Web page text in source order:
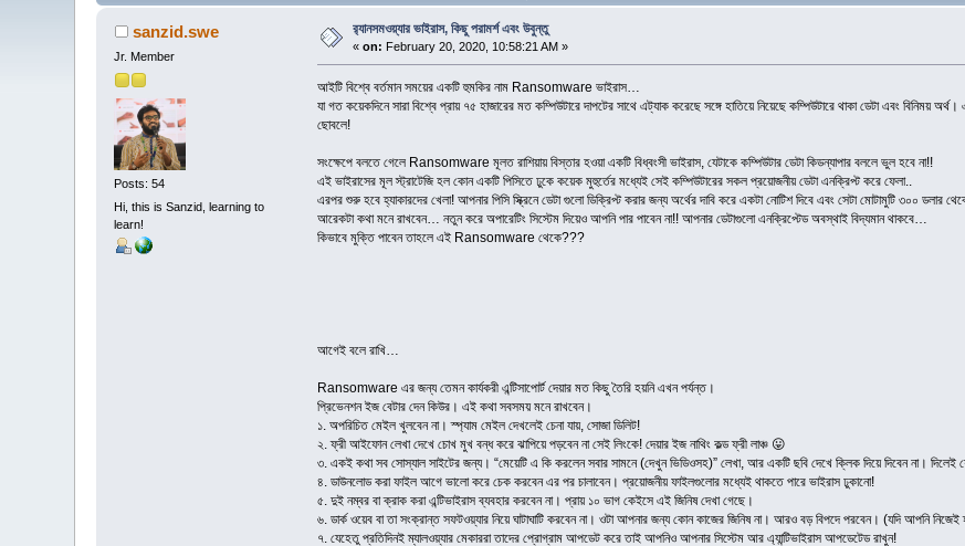
sanzid.swe
Jr. Member
Posts: 54
Hi, this is Sanzid, learning to
learn!
র‍্যানসমওয়্যার ভাইরাস, কিছু পরামর্শ এবং উবুন্তু
«on: February 20, 2020, 10:58:21 AM »
আইটি বিশ্বে বর্তমান সময়ের একটি হুমকির নাম Ransomware ভাইরাস…
যা গত কয়েকদিনে সারা বিশ্বে প্রায় ৭৫ হাজারের মত কম্পিউটারে দাপটের সাথে এট্যাক করেছে সঙ্গে হাতিয়ে নিয়েছে কম্পিউটারে থাকা ডেটা এবং বিনিময়
ছোবলে!
সংক্ষেপে বলতে গেলে Ransomware মূলত রাশিয়ায় বিস্তার হওয়া একটি বিধ্বংসী ভাইরাস, যেটাকে কম্পিউটার ডেটা কিডন্যাপার বললে ভুল হবে না!!
এই ভাইরাসের মূল স্ট্রাটেজি হল কোন একটি পিসিতে ঢুকে কয়েক মুহুর্তের মধ্যেই সেই কম্পিউটারের সকল প্রয়োজনীয় ডেটা এনক্রিপ্ট করে ফেলা..
এরপর শুরু হবে হ্যাকারদের খেলা! আপনার পিসি স্ক্রিনে ডেটা গুলো ডিক্রিপ্ট করার জন্য অর্থের দাবি করে একটা নোটিশ দিবে এবং সেটা মোটামুটি ৩০০ ডলার
আরেকটা কথা মনে রাখবেন… নতুন করে অপারেটিং সিস্টেম দিয়েও আপনি পার পাবেন না!! আপনার ডেটাগুলো এনক্রিপ্টেড অবস্থাই বিদ্যমান থাকবে…
কিভাবে মুক্তি পাবেন তাহলে এই Ransomware থেকে???
আগেই বলে রাখি…
Ransomware এর জন্য তেমন কার্যকরী এন্টিসাপোর্ট দেয়ার মত কিছু তৈরি হয়নি এখন পর্যন্ত।
প্রিভেনশন ইজ বেটার দেন কিউর। এই কথা সবসময় মনে রাখবেন।
১. অপরিচিত মেইল খুলবেন না। স্প্যাম মেইল দেখলেই চেনা যায়, সোজা ডিলিট!
২. ফ্রী আইফোন লেখা দেখে চোখ মুখ বন্ধ করে ঝাপিয়ে পড়বেন না সেই লিংকে! দেয়ার ইজ নাথিং কল্ড ফ্রী লাঞ্চ 😛
৩. একই কথা সব সোস্যাল সাইটের জন্য। “মেয়েটি এ কি করলেন সবার সামনে (দেখুন ভিডিওসহ)” লেখা, আর একটি ছবি দেখে ক্লিক দিয়ে দিবেন না। দিলেই
৪. ডাউনলোড করা ফাইল আগে ভালো করে চেক করবেন এর পর চালাবেন। প্রয়োজনীয় ফাইলগুলোর মধ্যেই থাকতে পারে ভাইরাস ঢুকানো!
৫. দুই নম্বর বা ক্রাক করা এন্টিভাইরাস ব্যবহার করবেন না। প্রায় ১০ ভাগ কেইসে এই জিনিষ দেখা গেছে।
৬. ডার্ক ওয়েব বা তা সংক্রান্ত সফটওয়্যার নিয়ে ঘাটাঘাটি করবেন না। ওটা আপনার জন্য কোন কাজের জিনিষ না। আরও বড় বিপদে পরবেন। (যদি আপনি নিজেই
৭. যেহেতু প্রতিদিনই ম্যালওয়্যার মেকাররা তাদের প্রোগ্রাম আপডেট করে তাই আপনিও আপনার সিস্টেম আর এ্যান্টিভাইরাস আপডেটেড রাখুন!